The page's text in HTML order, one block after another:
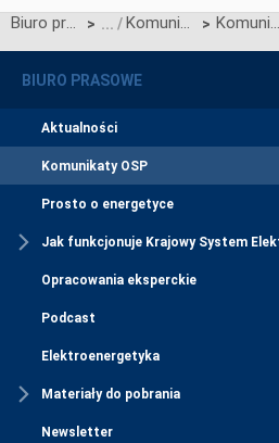
Biuro prasowe > Komunikaty OSP > Komunikat dotyczący redysponowania nierynkowego instalacji PV w dniu 27, 28 oraz 29 kwietnia 2024 roku
BIURO PRASOWE
Aktualności
Komunikaty OSP
Prosto o energetyce
Jak funkcjonuje Krajowy System
Opracowania eksperckie
Podcast
Elektroenergetyka
Materiały do pobrania
Newsletter